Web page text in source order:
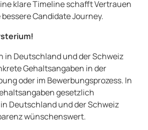
klare Timeline schafft Vertrauen
Candidate Journey.
in Deutschland und der Schweiz
Gehaltsangaben in der
oder im Bewerbungsprozess. In
gesetzlich
Deutschland und der Schweiz
wünschenswert.